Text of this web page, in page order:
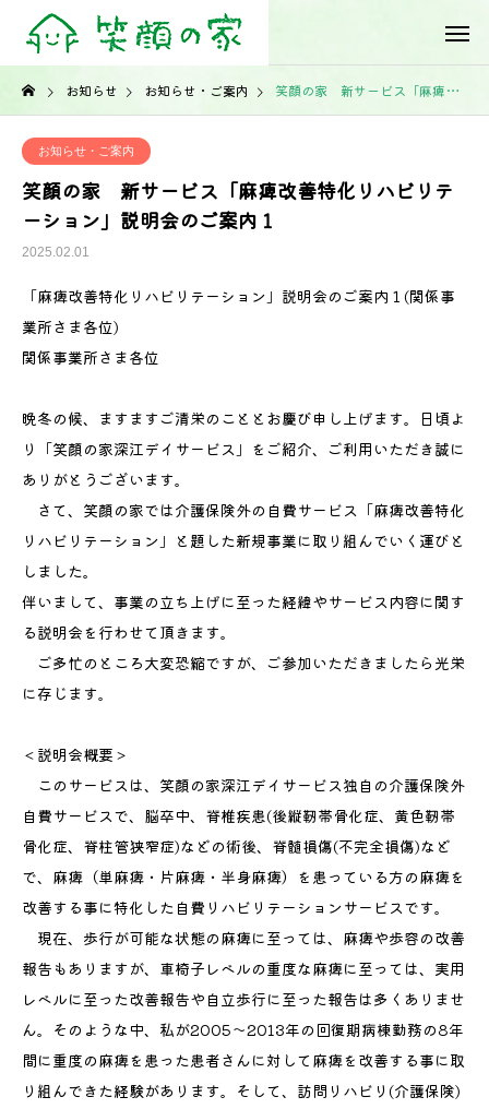
お知らせ お知らせ・ご案内 笑顔の家 新サービス「麻痺改善特化リハビリテーション」説明会のご案内１
お知らせ・ご案内
笑顔の家 新サービス「麻痺改善特化リハビリテ
ーション」説明会のご案内１
2025.02.01
「麻痺改善特化リハビリテーション」説明会のご案内１(関係事
業所さま各位)
関係事業所さま各位
晩冬の候、ますますご清栄のこととお慶び申し上げます。日頃よ
り「笑顔の家深江デイサービス」をご紹介、ご利用いただき誠に
ありがとうございます。
さて、笑顔の家では介護保険外の自費サービス「麻痺改善特化
リハビリテーション」と題した新規事業に取り組んでいく運びと
しました。
伴いまして、事業の立ち上げに至った経緯やサービス内容に関す
る説明会を行わせて頂きます。
ご多忙のところ大変恐縮ですが、ご参加いただきましたら光栄
に存じます。
＜説明会概要＞
このサービスは、笑顔の家深江デイサービス独自の介護保険外
自費サービスで、脳卒中、脊椎疾患(後縦靭帯骨化症、黄色靭帯
骨化症、脊柱管狭窄症)などの術後、脊髄損傷(不完全損傷)など
で、麻痺（単麻痺・片麻痺・半身麻痺）を患っている方の麻痺を
改善する事に特化した自費リハビリテーションサービスです。
現在、歩行が可能な状態の麻痺に至っては、麻痺や歩容の改善
報告もありますが、車椅子レベルの重度な麻痺に至っては、実用
レベルに至った改善報告や自立歩行に至った報告は多くありませ
ん。そのような中、私が2005～2013年の回復期病棟勤務の8年
間に重度の麻痺を患った患者さんに対して麻痺を改善する事に取
り組んできた経験があります。そして、訪問リハビリ(介護保険)